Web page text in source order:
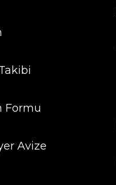
Formu
Avize